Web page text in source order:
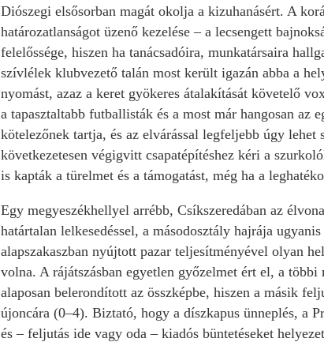
Diószegi elsősorban magát okolja a kizuhanásért. A
határozatlanságot üzenő kezelése – a lecsengett
felelőssége, hiszen ha tanácsadóira, munkatársaira
szívlélek klubvezető talán most került igazán abba a
nyomást, azaz a keret gyökeres átalakítását követelő
a tapasztaltabb futballisták és a most már hangosan
kötelezőnek tartja, és az elvárással legfeljebb úgy
következetesen végigvitt csapatépítéshez kéri a
is kapták a türelmet és a támogatást, még ha a
Egy megyeszékhellyel arrébb, Csíkszeredában az
határtalan lelkesedéssel, a másodosztály hajrája
alapszakaszban nyújtott pazar teljesítményével olyan
volna. A rájátszásban egyetlen győzelmet ért el, a
alaposan belerondított az összképbe, hiszen a másik
újoncára (0–4). Biztató, hogy a díszkapus ünneplés, a
és – feljutás ide vagy oda – kiadós büntetéseket